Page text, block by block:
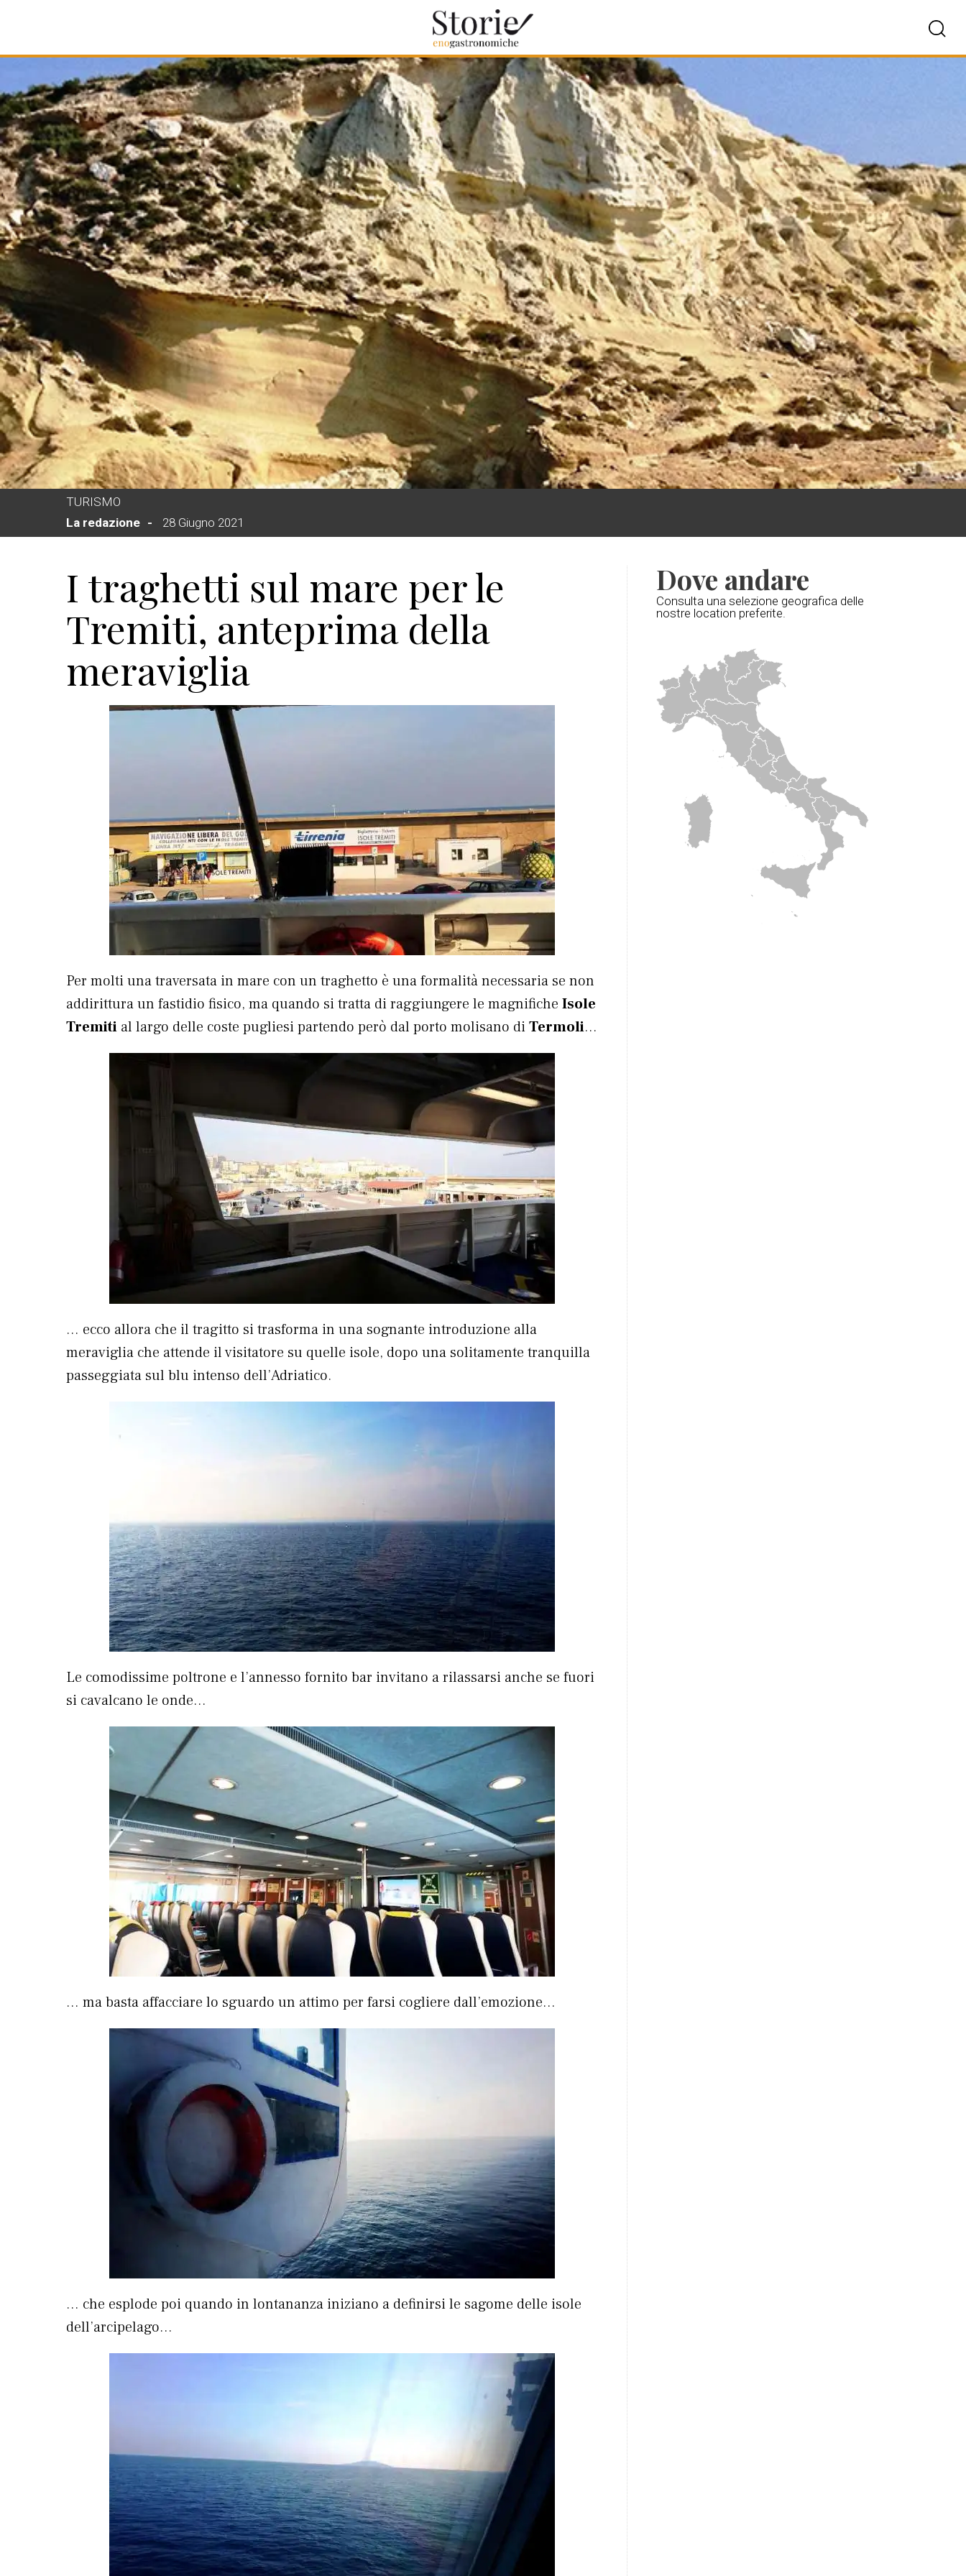
TURISMO
La redazione
28 Giugno 2021
I traghetti sul mare per le
Tremiti, anteprima della
meraviglia
Per molti una traversata in mare con un traghetto è una formalità necessaria se non
addirittura un fastidio fisico, ma quando si tratta di raggiungere le magnifiche Isole
Tremiti al largo delle coste pugliesi partendo però dal porto molisano diTermoli…
… ecco allora che il tragitto si trasforma in una sognante introduzione alla
meraviglia che attende il visitatore su quelle isole, dopo una solitamente tranquilla
passeggiata sul blu intenso dell’Adriatico.
Le comodissime poltrone e l’annesso fornito bar invitano a rilassarsi anche se fuori
si cavalcano le onde…
… ma basta affacciare lo sguardo un attimo per farsi cogliere dall’emozione…
… che esplode poi quando in lontananza iniziano a definirsi le sagome delle isole
dell’arcipelago…
Dove andare
Consulta una selezione geografica delle
nostre location preferite.